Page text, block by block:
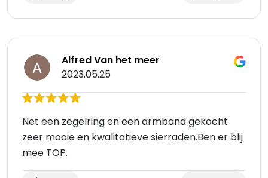
Alfred Van het meer
2023.05.25
Net een zegelring en een armband gekocht
zeer mooie en kwalitatieve sierraden.Ben er blij
mee TOP.